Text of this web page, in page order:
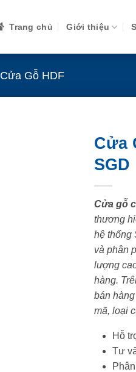
Trang chủ Giới thiệu
Cửa Gỗ HDF
Cửa
SGD
Cửa gỗ
thương
hệ thống
và phân
lượng
hàng.
bán hàng
mã, loại
Hỗ
Tư